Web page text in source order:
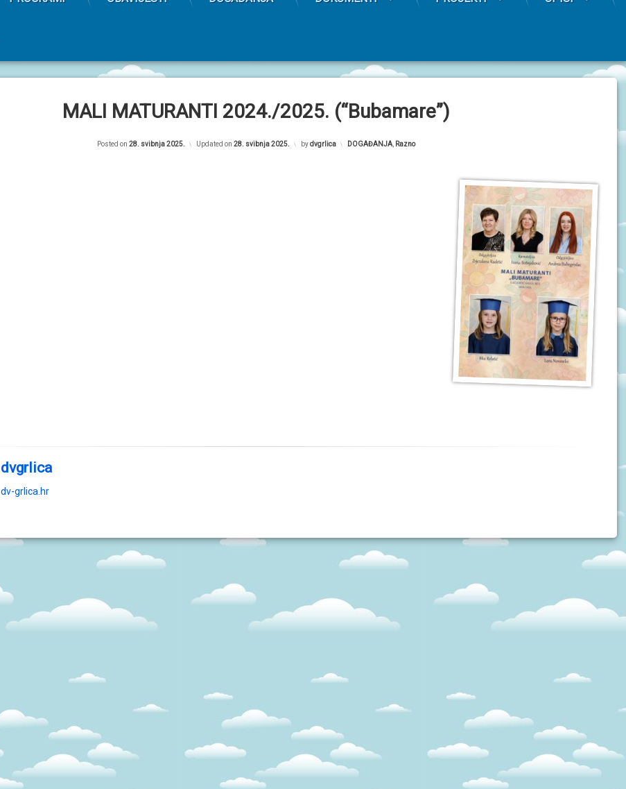
MALI MATURANTI 2024./2025. (“Bubamare”)
Posted on 28. svibnja 2025. Updated on 28. svibnja 2025. bydvgrlica Kategorije:
DOGAĐANJA, Razno
dvgrlica
dv-grlica.hr